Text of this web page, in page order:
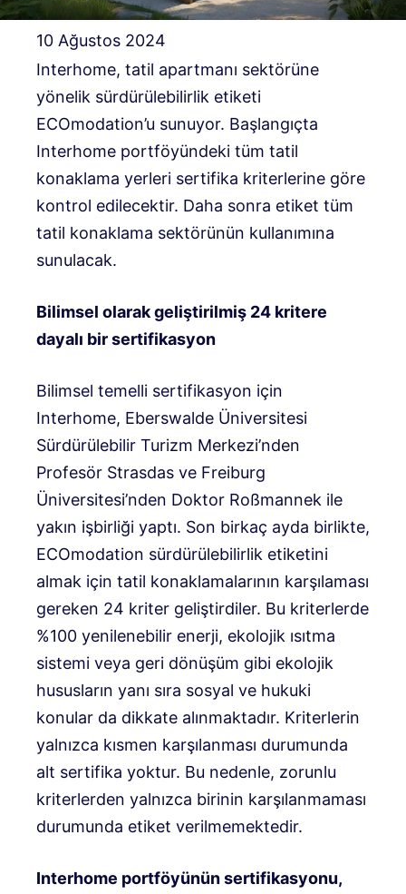
10 Ağustos 2024
Interhome, tatil apartmanı sektörüne
yönelik sürdürülebilirlik etiketi
ECOmodation’u sunuyor. Başlangıçta
Interhome portföyündeki tüm tatil
konaklama yerleri sertifika kriterlerine göre
kontrol edilecektir. Daha sonra etiket tüm
tatil konaklama sektörünün kullanımına
sunulacak.
Bilimsel olarak geliştirilmiş 24 kritere
dayalı bir sertifikasyon
Bilimsel temelli sertifikasyon için
Interhome, Eberswalde Üniversitesi
Sürdürülebilir Turizm Merkezi’nden
Profesör Strasdas ve Freiburg
Üniversitesi’nden Doktor Roßmannek ile
yakın işbirliği yaptı. Son birkaç ayda birlikte,
ECOmodation sürdürülebilirlik etiketini
almak için tatil konaklamalarının karşılaması
gereken 24 kriter geliştirdiler. Bu kriterlerde
%100 yenilenebilir enerji, ekolojik ısıtma
sistemi veya geri dönüşüm gibi ekolojik
hususların yanı sıra sosyal ve hukuki
konular da dikkate alınmaktadır. Kriterlerin
yalnızca kısmen karşılanması durumunda
alt sertifika yoktur. Bu nedenle, zorunlu
kriterlerden yalnızca birinin karşılanmaması
durumunda etiket verilmemektedir.
Interhome portföyünün sertifikasyonu,